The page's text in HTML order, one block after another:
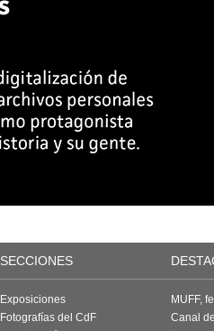
SECCIONES
Exposiciones
Fotografías del CdF
MUFF,
Canal